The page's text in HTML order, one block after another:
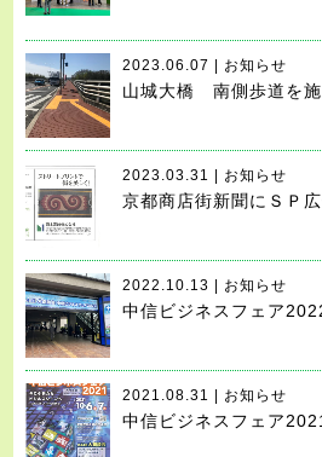
2023.06.07 | お知らせ
山城大橋 南側歩道を施
2023.03.31 | お知らせ
京都商店街新聞にＳＰ
2022.10.13 | お知らせ
中信ビジネスフェア
2021.08.31 | お知らせ
中信ビジネスフェア